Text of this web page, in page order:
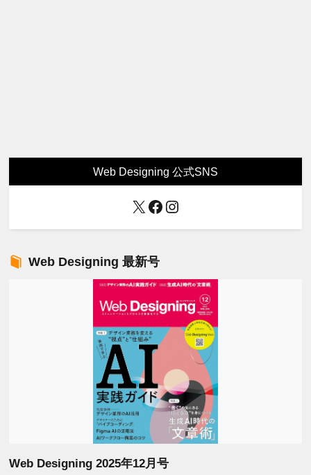
Web Designing 公式SNS
X Facebook
Instagram
Web Designing 最新号
Web Designing 2025年12月号